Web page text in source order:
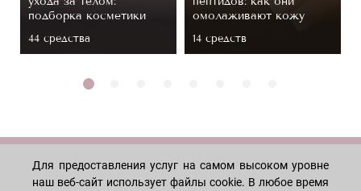
подборка косметики
44 средствa
омолаживают кожу
14 средств
МАГАЗИН
Для предоставления услуг на самом высоком уровне
наш веб-сайт использует файлы cookie. В любое время